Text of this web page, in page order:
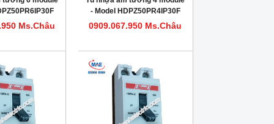
Ms.Châu
- Model HDPZ50PR4IP30F
0909.067.950 Ms.Châu